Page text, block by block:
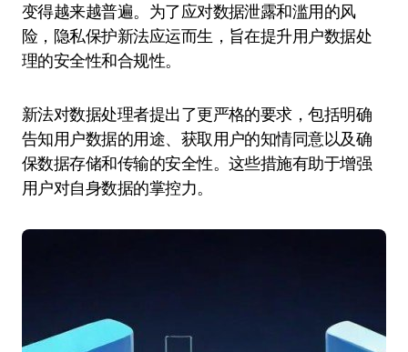
变得越来越普遍。为了应对数据泄露和滥用的风
险，隐私保护新法应运而生，旨在提升用户数据处
理的安全性和合规性。
新法对数据处理者提出了更严格的要求，包括明确
告知用户数据的用途、获取用户的知情同意以及确
保数据存储和传输的安全性。这些措施有助于增强
用户对自身数据的掌控力。